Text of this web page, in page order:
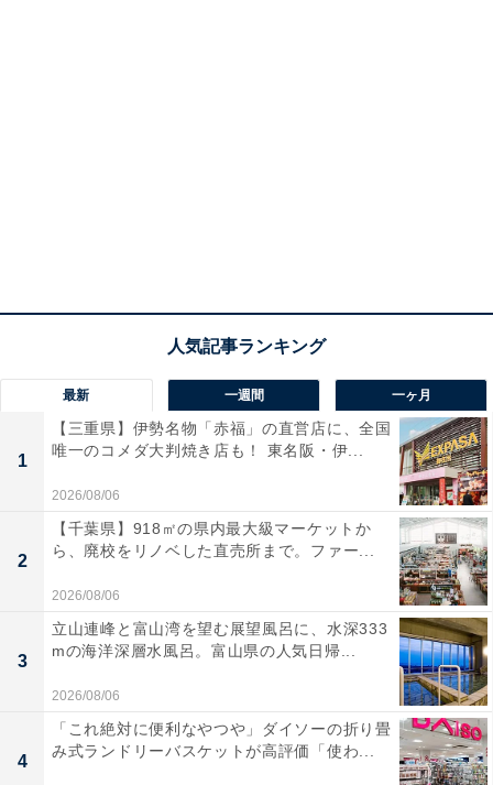
最新 一週間 一ヶ月
1
【三重県】伊勢名物「赤福」の直営店に、全国
唯一のコメダ大判焼き店も！ 東名阪・伊...
2026/08/06
2
【千葉県】918㎡の県内最大級マーケットか
ら、廃校をリノベした直売所まで。ファー...
2026/08/06
3
立山連峰と富山湾を望む展望風呂に、水深333
mの海洋深層水風呂。富山県の人気日帰...
2026/08/06
4
「これ絶対に便利なやつや」ダイソーの折り畳
み式ランドリーバスケットが高評価「使わ...